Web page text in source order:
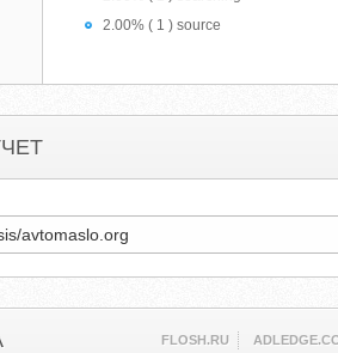
2.00% ( 1 ) source
FLOSH.RU